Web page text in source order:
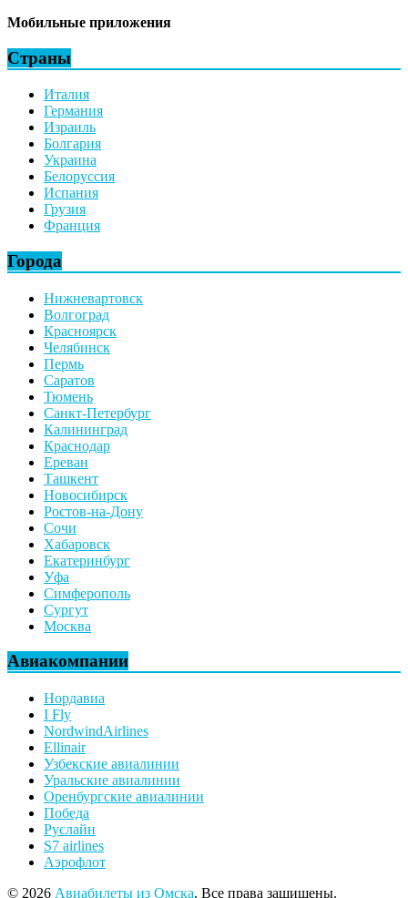
Мобильные приложения
Страны
Италия
Германия
Израиль
Болгария
Украина
Белоруссия
Испания
Грузия
Франция
Города
Нижневартовск
Волгоград
Красноярск
Челябинск
Пермь
Саратов
Тюмень
Санкт-Петербург
Калининград
Краснодар
Ереван
Ташкент
Новосибирск
Ростов-на-Дону
Сочи
Хабаровск
Екатеринбург
Уфа
Симферополь
Сургут
Москва
Авиакомпании
Нордавиа
I Fly
NordwindAirlines
Ellinair
Узбекские авиалинии
Уральские авиалинии
Оренбургские авиалинии
Победа
Руслайн
S7 airlines
Аэрофлот
© 2026 Авиабилеты из Омска. Все права защищены.